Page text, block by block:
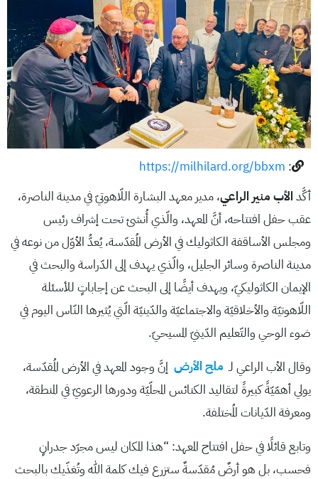
:
https://milhilard.org/bbxm
أكَّد الأب منير الراعي، مدير معهد البشارة اللّاهوتيّ في مدينة الناصرة،
عقب حفل افتتاحه، أنَّ المعهد، والّذي أُنشئ تحت إشراف رئيس
ومجلس الأساقفة الكاثوليك في الأرض المُقدّسة، يُعدُّ الأوّل من نوعه في
مدينة الناصرة وسائر الجليل، والّذي يهدف إلى الدّراسة والبحث في
الإيمان الكاثوليكيّ، ويهدف أيضًا إلى البحث عن إجاباتٍ للأسئلة
اللّاهوتيّة والأخلاقيّة والاجتماعيّة والدّينيّة الّتي يُثيرها النّاس اليوم في
ضوء الوحي والتّعليم الدّينيّ المسيحيّ.
وقال الأب الراعي لـ ملح الأرض إنَّ وجود المعهد في الأرض المُقدّسة،
يولي أهمّيّةً كبيرةً لتقاليد الكنائس المحلّيّة ودورها الرعويّ في المنطقة،
ومعرفة الدّيانات المُختلفة.
وتابع قائلًا في حفل افتتاح المعهد: “هذا المكان ليس مجرّد جدرانٍ
فحسب، بل هو أرضٌ مُقدّسةٌ ستزرع فيك كلمة الله وتُغذّيك بالبحث